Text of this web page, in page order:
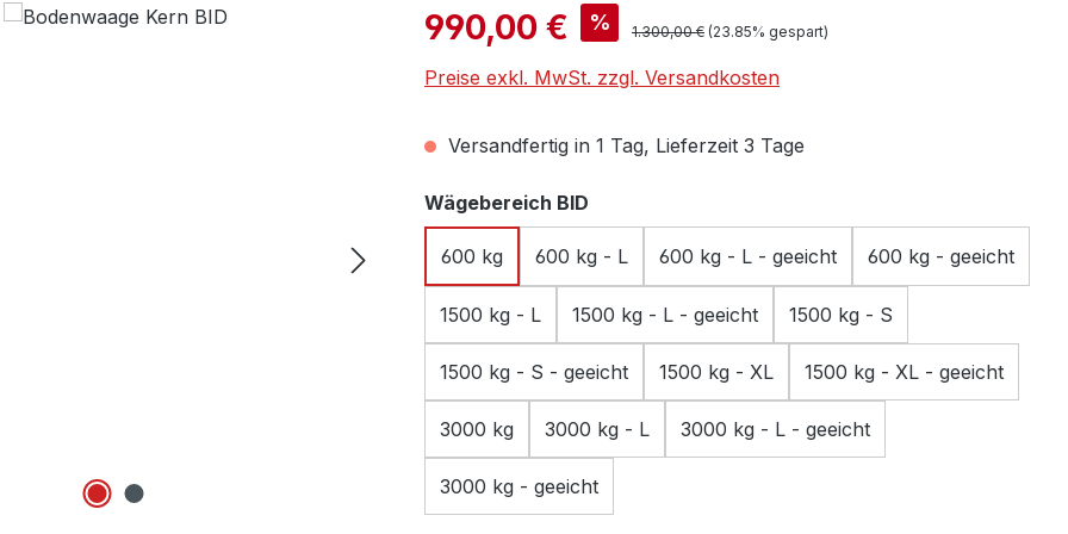
Verkaufspreis:
990,00 € % Regulärer Preis:
1.300,00 € (23.85% gespart)
Preise exkl. MwSt. zzgl. Versandkosten
Versandfertig in 1 Tag, Lieferzeit 3 Tage
Wägebereich BID
600 kg 600 kg - L 600 kg - L - geeicht 600 kg - geeicht
1500 kg - L 1500 kg - L - geeicht 1500 kg - S
1500 kg - S - geeicht 1500 kg - XL 1500 kg - XL - geeicht
3000 kg 3000 kg - L 3000 kg - L - geeicht
3000 kg - geeicht